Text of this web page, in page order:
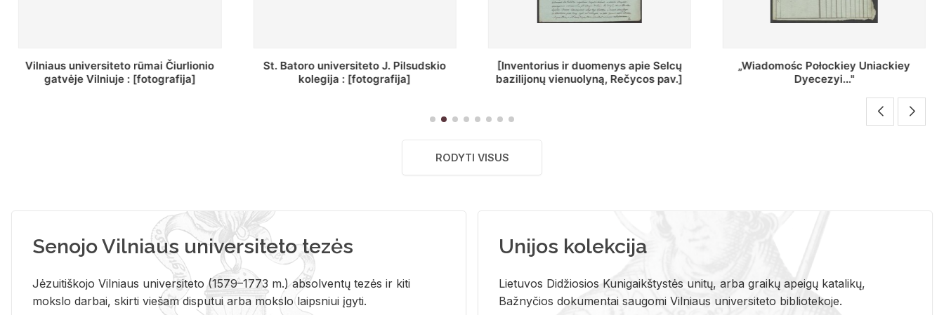
St. Batoro universiteto J. Pilsudskio
kolegija : [fotografija]
[Inventorius ir duomenys apie Selcų
bazilijonų vienuolyną, Rečycos pav.]
„Wiadomośc Połockiey Uniackiey
Dyecezyi..."
Regestr Parochow Dekanatu
Brzeskiego
RODYTI VISUS
Senojo Vilniaus universiteto tezės
Jėzuitiškojo Vilniaus universiteto (1579–1773 m.) absolventų tezės ir kiti
mokslo darbai, skirti viešam disputui arba mokslo laipsniui įgyti.
Unijos kolekcija
Lietuvos Didžiosios Kunigaikštystės unitų, arba graikų apeigų katalikų,
Bažnyčios dokumentai saugomi Vilniaus universiteto bibliotekoje.